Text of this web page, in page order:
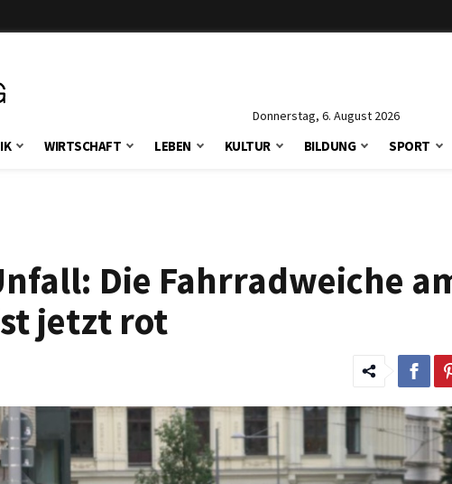
Donnerstag, 6. August 2026
WIRTSCHAFT LEBEN KULTUR BILDUNG SPORT
Die Fahrradweiche
jetzt rot